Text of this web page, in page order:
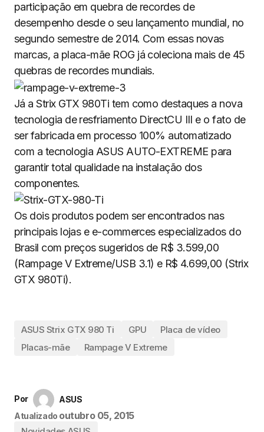
participação em quebra de recordes de
desempenho desde o seu lançamento mundial, no
segundo semestre de 2014. Com essas novas
marcas, a placa-mãe ROG já coleciona mais de 45
quebras de recordes mundiais.
Já a Strix GTX 980Ti tem como destaques a nova
tecnologia de resfriamento DirectCU III e o fato de
ser fabricada em processo 100% automatizado
com a tecnologia ASUS AUTO-EXTREME para
garantir total qualidade na instalação dos
componentes.
Os dois produtos podem ser encontrados nas
principais lojas e e-commerces especializados do
Brasil com preços sugeridos de R$ 3.599,00
(Rampage V Extreme/USB 3.1) e R$ 4.699,00 (Strix
GTX 980Ti).
ASUS Strix GTX 980 Ti GPU
Placa de vídeo
Placas-mãe
Rampage V Extreme
Por
ASUS
Atualizado outubro 05, 2015